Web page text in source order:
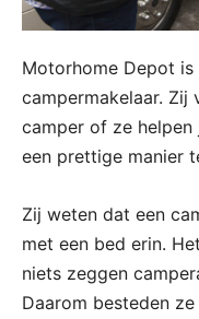
Motorhome Depot is
campermakelaar. Zij
camper of ze
een prettige manier
Zij weten dat een
met een bed erin.
niets zeggen
Daarom besteden